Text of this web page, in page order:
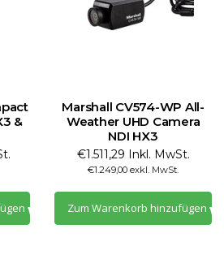
&
Marshall CV574-WP All-
Weather UHD Camera
NDI HX3
€1.511,29 Inkl. MwSt.
€1.249,00 exkl. MwSt.
Zum Warenkorb hinzufügen